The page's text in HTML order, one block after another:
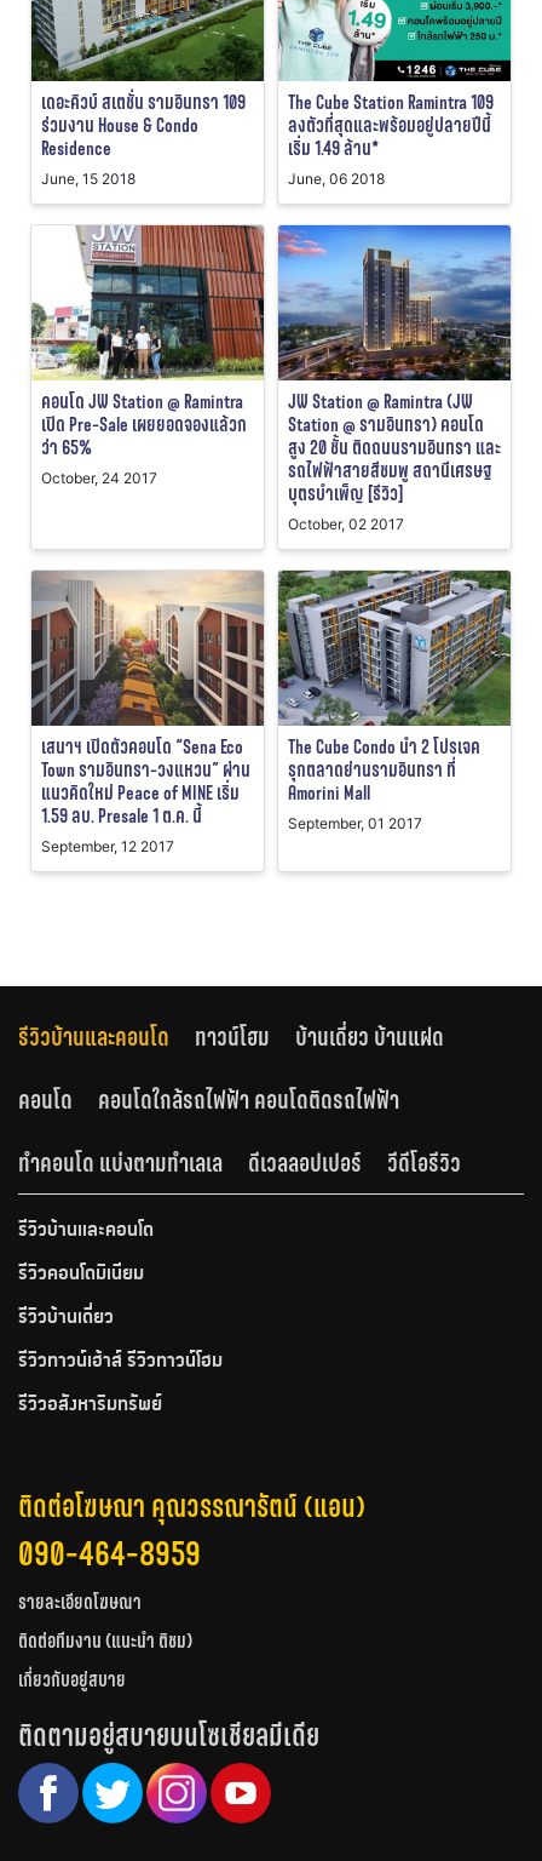
เดอะคิวบ์ สเตชั่น รามอินทรา 109
ร่วมงาน House & Condo
Residence
June, 15 2018
The Cube Station Ramintra 109
ลงตัวที่สุดและพร้อมอยู่ปลายปีนี้
เริ่ม 1.49 ล้าน*
June, 06 2018
คอนโด JW Station @ Ramintra
เปิด Pre-Sale เผยยอดจองแล้วก
ว่า 65%
October, 24 2017
JW Station @ Ramintra (JW
Station @ รามอินทรา) คอนโด
สูง 20 ชั้น ติดถนนรามอินทรา และ
รถไฟฟ้าสายสีชมพู สถานีเศรษฐ
บุตรบำเพ็ญ [รีวิว]
October, 02 2017
เสนาฯ เปิดตัวคอนโด “Sena Eco
Town รามอินทรา-วงแหวน” ผ่าน
แนวคิดใหม่ Peace of MINE เริ่ม
1.59 ลบ. Presale 1 ต.ค. นี้
September, 12 2017
The Cube Condo นำ 2 โปรเจค
รุกตลาดย่านรามอินทรา ที่
Amorini Mall
September, 01 2017
รีวิวบ้านและคอนโด ทาวน์โฮม
บ้านเดี่ยว บ้านแฝด
คอนโด
คอนโดใกล้รถไฟฟ้า คอนโดติดรถไฟฟ้า
ทำคอนโด แบ่งตามทำเลเล
ดีเวลลอปเปอร์ วีดีโอรีวิว
รีวิวบ้านและคอนโด
รีวิวคอนโดมิเนียม
รีวิวบ้านเดี่ยว
รีวิวทาวน์เฮ้าส์ รีวิวทาวน์โฮม
รีวิวอสังหาริมทรัพย์
ติดต่อโฆษณา คุณวรรณารัตน์ (แอน)
090-464-8959
รายละเอียดโฆษณา
ติดต่อทีมงาน (แนะนำ ติชม)
เกี่ยวกับอยู่สบาย
ติดตามอยู่สบายบนโซเชียลมีเดีย